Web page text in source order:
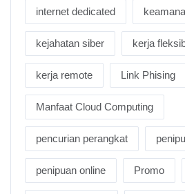
internet dedicated
kejahatan siber kerja
kerja remote Link Phising
Manfaat Cloud Computing
pencurian perangkat
penipuan online Promo